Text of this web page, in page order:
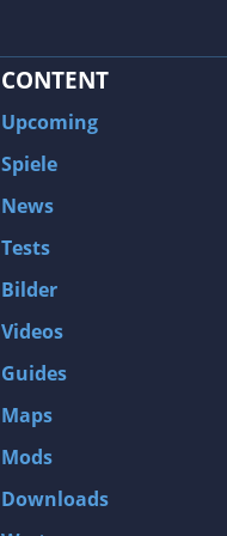
CONTENT
Upcoming
Spiele
News
Tests
Bilder
Videos
Guides
Maps
Mods
Downloads